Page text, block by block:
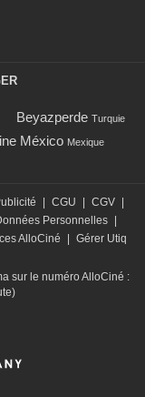
Beyazperde Turquie
México Mexique
CGU CGV
Personnelles
AlloCiné
Gérer Utiq
sur le numéro AlloCiné :